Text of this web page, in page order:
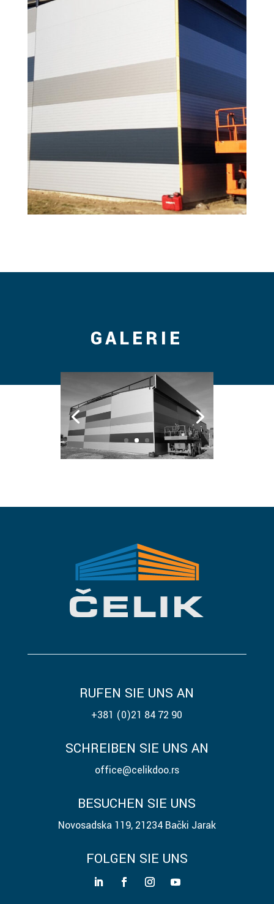
GALERIE
RUFEN SIE UNS AN
+381 (0)21 84 72 90
SCHREIBEN SIE UNS AN
office@celikdoo.rs
BESUCHEN SIE UNS
Novosadska 119, 21234 Bački Jarak
FOLGEN SIE UNS